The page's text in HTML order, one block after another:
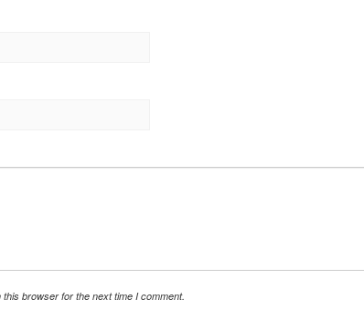
browser for the next time I comment.